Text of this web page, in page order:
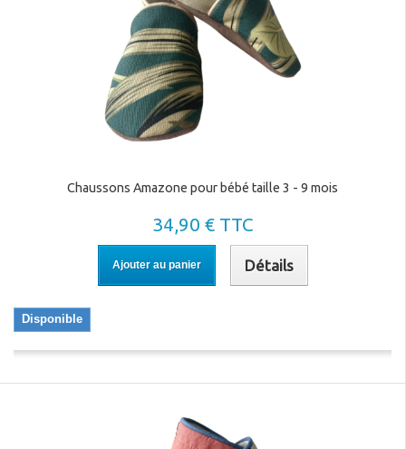
Chaussons Amazone pour bébé taille 3 - 9 mois
34,90 € TTC
Ajouter au panier Détails
Disponible